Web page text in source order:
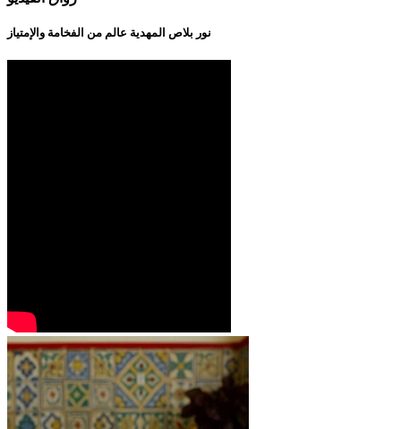
نور بلاص المهدية عالم من الفخامة والإمتياز